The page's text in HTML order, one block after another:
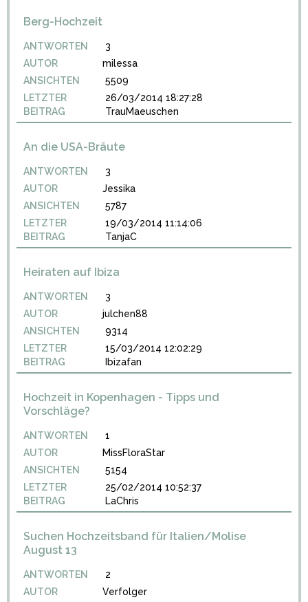
Berg-Hochzeit
ANTWORTEN
3
AUTOR
milessa
ANSICHTEN
5509
LETZTER
BEITRAG
26/03/2014 18:27:28
TrauMaeuschen
An die USA-Bräute
ANTWORTEN
3
AUTOR
Jessika
ANSICHTEN
5787
LETZTER
BEITRAG
19/03/2014 11:14:06
TanjaC
Heiraten auf Ibiza
ANTWORTEN
3
AUTOR
julchen88
ANSICHTEN
9314
LETZTER
BEITRAG
15/03/2014 12:02:29
Ibizafan
Hochzeit in Kopenhagen - Tipps und
Vorschläge?
ANTWORTEN
1
AUTOR
MissFloraStar
ANSICHTEN
5154
LETZTER
BEITRAG
25/02/2014 10:52:37
LaChris
Suchen Hochzeitsband für Italien/Molise
August 13
ANTWORTEN
2
AUTOR
Verfolger